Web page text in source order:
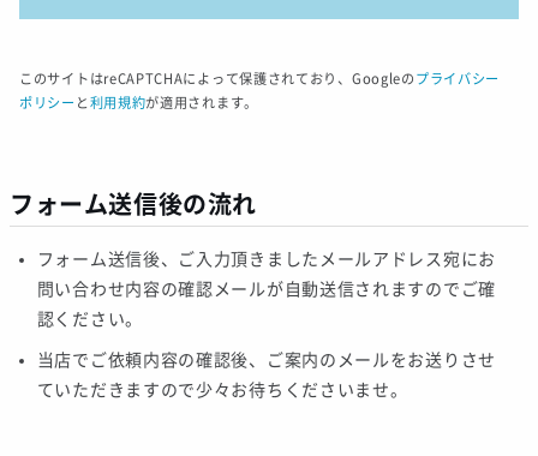
このサイトはreCAPTCHAによって保護されており、Googleの プライバシー
ポリシー と利用規約が適用されます。
フォーム送信後の流れ
フォーム送信後、ご入力頂きましたメールアドレス宛にお
問い合わせ内容の確認メールが自動送信されますのでご確
認ください。
当店でご依頼内容の確認後、ご案内のメールをお送りさせ
ていただきますので少々お待ちくださいませ。